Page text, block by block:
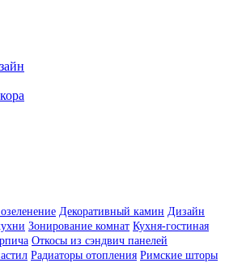
Декоративный камин Дизайн
Зонирование комнат Кухня-гостиная
Откосы из сэндвич панелей
Радиаторы отопления Римские шторы